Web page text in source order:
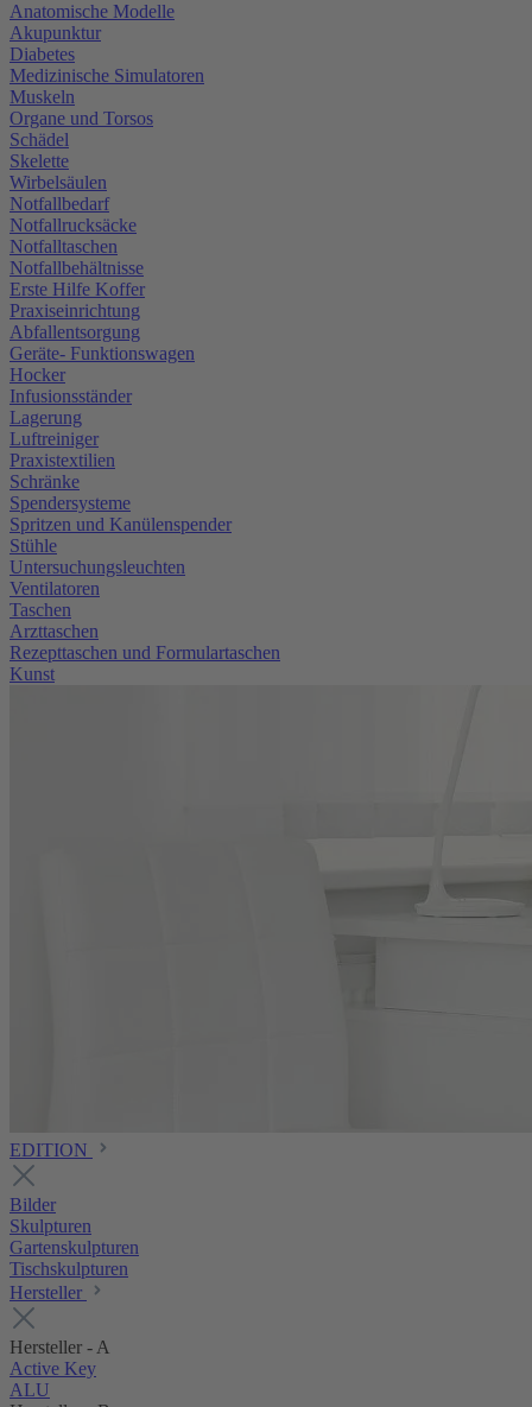
Anatomische Modelle
Akupunktur
Diabetes
Medizinische Simulatoren
Muskeln
Organe und Torsos
Schädel
Skelette
Wirbelsäulen
Notfallbedarf
Notfallrucksäcke
Notfalltaschen
Notfallbehältnisse
Erste Hilfe Koffer
Praxiseinrichtung
Abfallentsorgung
Geräte- Funktionswagen
Hocker
Infusionsständer
Lagerung
Luftreiniger
Praxistextilien
Schränke
Spendersysteme
Spritzen und Kanülenspender
Stühle
Untersuchungsleuchten
Ventilatoren
Taschen
Arzttaschen
Rezepttaschen und Formulartaschen
Kunst
EDITION
Bilder
Skulpturen
Gartenskulpturen
Tischskulpturen
Hersteller
Hersteller - A
Active Key
ALU